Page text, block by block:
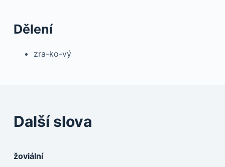
Dělení
zra-ko-vý
Další slova
žoviální